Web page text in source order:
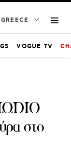
GREECE
VOGUE TV
στο